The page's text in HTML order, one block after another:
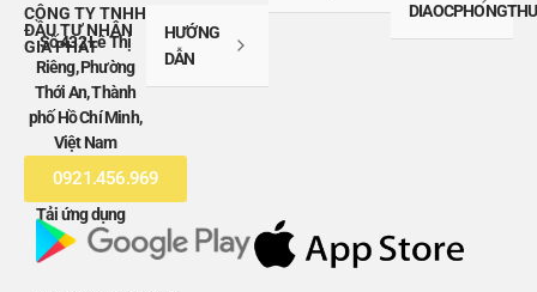
CÔNG TY TNHH
ĐẦU TƯ NHÂN
GIA PHÁT
Số 432 Lê Thị
Riêng, Phường
Thới An, Thành
phố Hồ Chí Minh,
Việt Nam
0921.456.969
HƯỚNG
DẪN
Tải ứng dụng